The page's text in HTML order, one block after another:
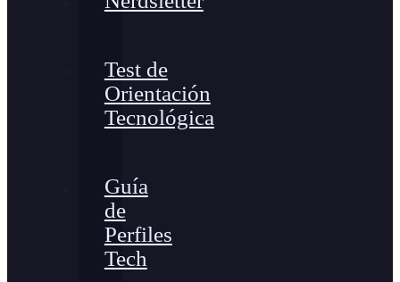
Test de
Orientación
Tecnológica
Guía
de
Perfiles
Tech